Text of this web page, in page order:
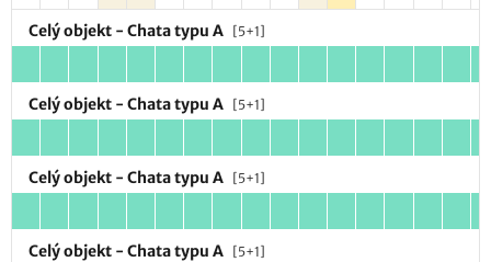
Celý objekt - Chata typu A [5+1]
Celý objekt - Chata typu A [5+1]
Celý objekt - Chata typu A [5+1]
Celý objekt - Chata typu A [5+1]